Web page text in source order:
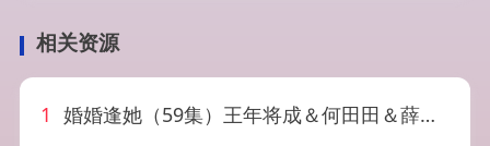
相关资源
1 婚婚逢她（59集）王年将成＆何田田＆薛子祺＆向帅